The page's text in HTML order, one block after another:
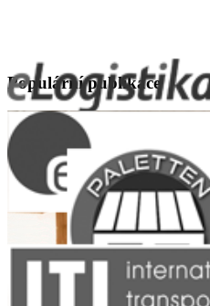
Populární publikace